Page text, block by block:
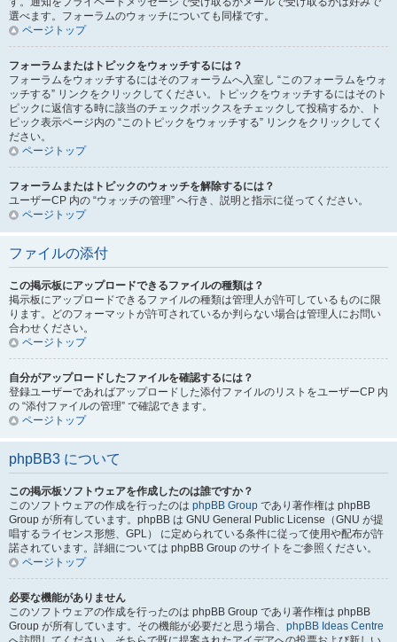
選べます。フォーラムのウォッチについても同様です。
ページトップ
フォーラムまたはトピックをウォッチするには？
フォーラムをウォッチするにはそのフォーラムへ入室し “このフォーラムをウォ
ッチする” リンクをクリックしてください。トピックをウォッチするにはそのト
ピックに返信する時に該当のチェックボックスをチェックして投稿するか、ト
ピック表示ページ内の “このトピックをウォッチする” リンクをクリックしてく
ださい。
ページトップ
フォーラムまたはトピックのウォッチを解除するには？
ユーザーCP 内の “ウォッチの管理” へ行き、説明と指示に従ってください。
ページトップ
ファイルの添付
この掲示板にアップロードできるファイルの種類は？
掲示板にアップロードできるファイルの種類は管理人が許可しているものに限
ります。どのフォーマットが許可されているか判らない場合は管理人にお問い
合わせください。
ページトップ
自分がアップロードしたファイルを確認するには？
登録ユーザーであればアップロードした添付ファイルのリストをユーザーCP 内
の “添付ファイルの管理” で確認できます。
ページトップ
phpBB3 について
この掲示板ソフトウェアを作成したのは誰ですか？
このソフトウェアの作成を行ったのは phpBB Group であり著作権は phpBB
Group が所有しています。phpBB は GNU General Public License（GNU が提
唱するライセンス形態、GPL） に定められている条件に従って使用や配布が許
諾されています。詳細については phpBB Group のサイトをご参照ください。
ページトップ
必要な機能がありません
このソフトウェアの作成を行ったのは phpBB Group であり著作権は phpBB
Group が所有しています。その機能が必要だと思う場合、 phpBB Ideas Centre